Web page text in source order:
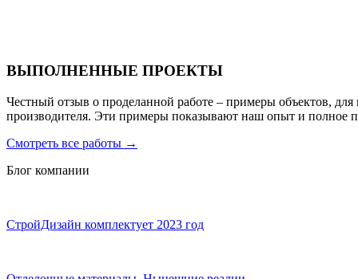
ВЫПОЛНЕННЫЕ ПРОЕКТЫ
Честный отзыв о проделанной работе – примеры объектов,
производителя. Эти примеры показывают наш опыт и полное
Смотреть все работы →
Блог компании
СтройДизайн комплектует 2023 год